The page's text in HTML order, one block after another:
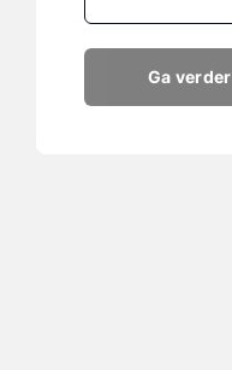
Ga verder